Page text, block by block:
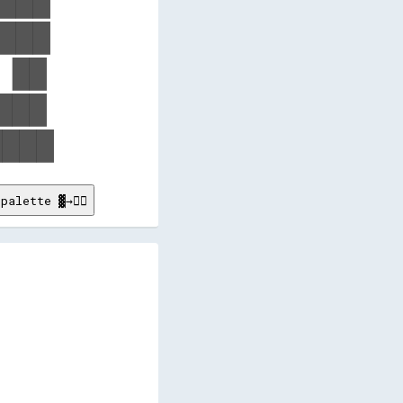
▓→✊🏽
░░
░░
░░▒▒
░░░░
░░
░░░░
░░░░
░░░░